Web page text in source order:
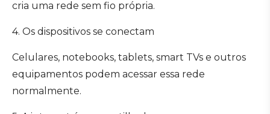
cria uma rede sem fio própria.
4. Os dispositivos se conectam
Celulares, notebooks, tablets, smart TVs e outros
equipamentos podem acessar essa rede
normalmente.